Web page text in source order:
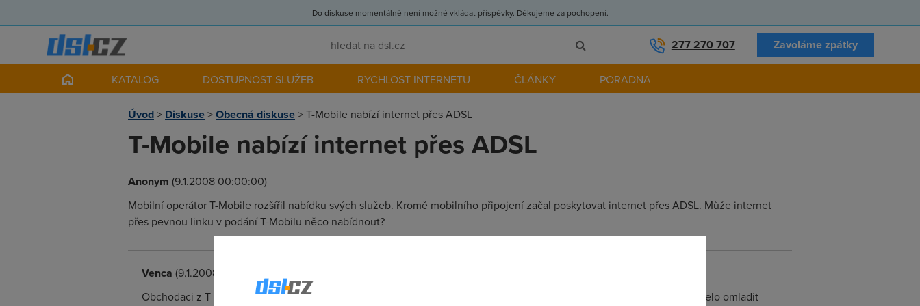
Do diskuse momentálně není možné vkládat příspěvky. Děkujeme za pochopení.
277 270 707 Zavoláme zpátky
KATALOG DOSTUPNOST SLUŽEB RYCHLOST INTERNETU ČLÁNKY PORADNA
Úvod> Diskuse>Obecná diskuse>T-Mobile nabízí internet přes ADSL
T-Mobile nabízí internet přes ADSL
Anonym (9.1.2008 00:00:00)
Mobilní operátor T-Mobile rozšířil nabídku svých služeb. Kromě mobilního připojení začal poskytovat internet přes ADSL. Může internet
přes pevnou linku v podání T-Mobilu něco nabídnout?
Venca (9.1.2008 10:18:24)
Obchodaci z T budou mit chvili pocit ze maj co prodavat, T z toho bude mit kulovy a kapsu si namasti O2. Asi by to chtelo omladit